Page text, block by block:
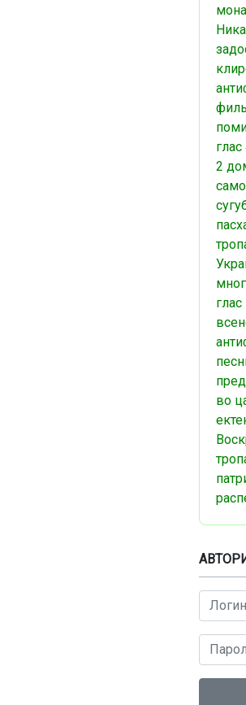
глас
2
глас
во